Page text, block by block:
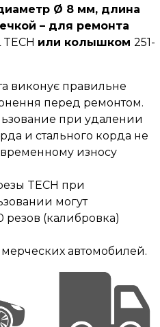
Ø 8 мм, длина
– для ремонта
TECH или колышком 251-
виконує правильне
перед ремонтом.
при удалении
и стального корда не
износу
TECH при
могут
резов (калибровка)
автомобилей.